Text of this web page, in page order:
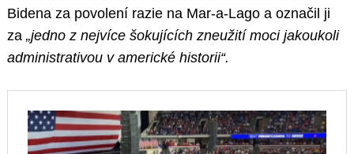
Bidena za povolení razie na Mar-a-Lago a označil ji
za „jedno z nejvíce šokujících zneužití moci jakoukoli
administrativou v americké historii“.